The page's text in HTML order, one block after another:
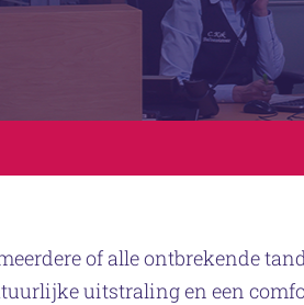
of alle ontbrekende
uitstraling en een